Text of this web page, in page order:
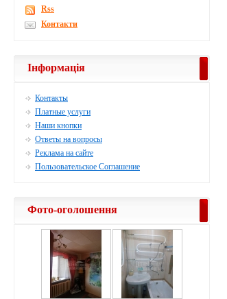
Rss
Контакти
Інформація
Контакты
Платные услуги
Наши кнопки
Ответы на вопросы
Реклама на сайте
Пользовательское Соглашение
Фото-оголошення